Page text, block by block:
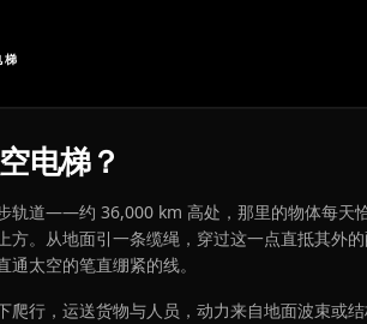
梯
电梯？
轨道——约 36,000 km 高处，那里的物体每天
方。从地面引一条缆绳，穿过这一点直抵其外
太空的笔直绷紧的线。
爬行，运送货物与人员，动力来自地面波束或